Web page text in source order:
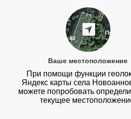
Ваше местоположение
При помощи функции
Яндекс карты села
можете попробовать
текущее